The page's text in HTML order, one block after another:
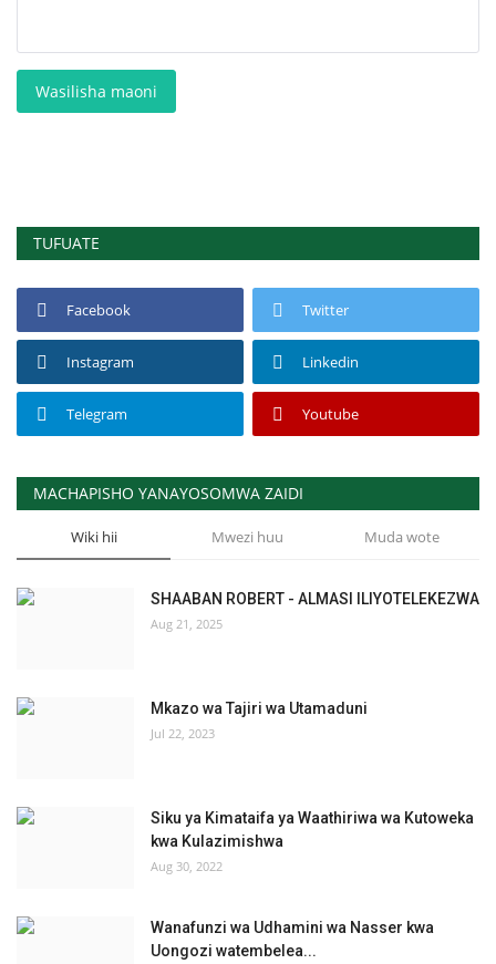
Wasilisha maoni
TUFUATE
Facebook Twitter
Instagram Linkedin
Telegram Youtube
MACHAPISHO YANAYOSOMWA ZAIDI
Wiki hii Mwezi huu Muda wote
SHAABAN ROBERT - ALMASI ILIYOTELEKEZWA
Aug 21, 2025
Mkazo wa Tajiri wa Utamaduni
Jul 22, 2023
Siku ya Kimataifa ya Waathiriwa wa Kutoweka
kwa Kulazimishwa
Aug 30, 2022
Wanafunzi wa Udhamini wa Nasser kwa
Uongozi watembelea...